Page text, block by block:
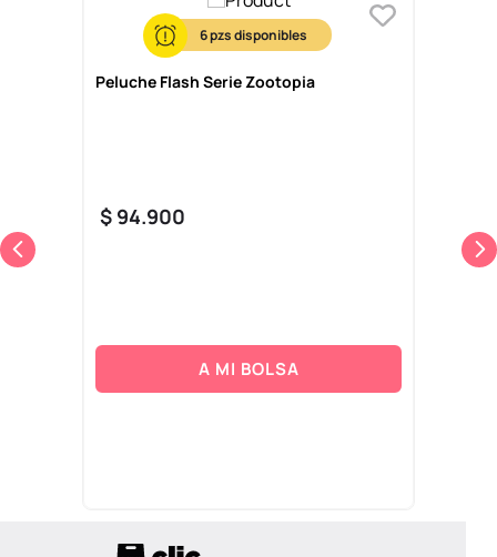
6
Peluche Flash Serie Zootopia
$ 94.900
A MI BOLSA